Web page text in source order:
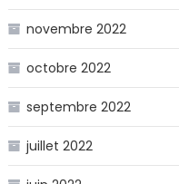
novembre 2022
octobre 2022
septembre 2022
juillet 2022